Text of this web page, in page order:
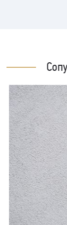
перемешайте
однородного
Нанесение
рекомендуется
Известковые и
специальным грунтом.
Все работы в данным
использованием
- Достаточная
- Очки для защиты от
- Резиновые
В случае попадания
воды. В случае
моющим средством.